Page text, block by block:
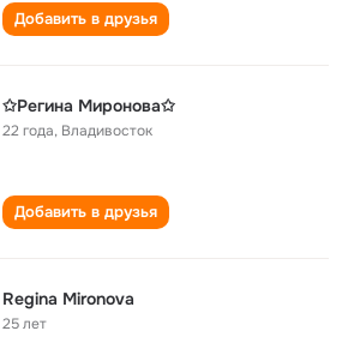
Добавить в друзья
✩Регина Миронова✩
22 года, Владивосток
Добавить в друзья
Regina Mironova
25 лет